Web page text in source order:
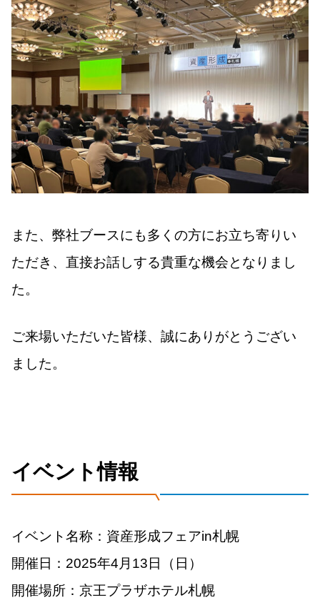
また、弊社ブースにも多くの方にお立ち寄りい
ただき、直接お話しする貴重な機会となりまし
た。
ご来場いただいた皆様、誠にありがとうござい
ました。
イベント情報
イベント名称：資産形成フェアin札幌
開催日：2025年4月13日（日）
開催場所：京王プラザホテル札幌